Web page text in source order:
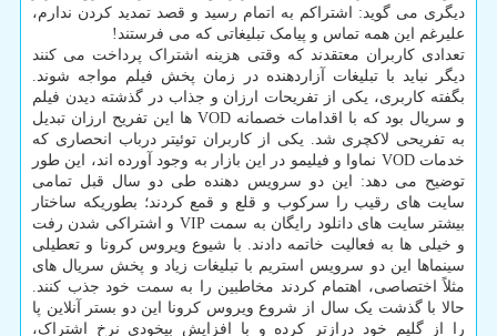
دیگری می گوید: اشتراکم به اتمام رسید و قصد تمدید کردن ندارم،
علیرغم این همه تماس و پیامک تبلیغاتی که می فرستند!
تعدادی کاربران معتقدند که وقتی هزینه اشتراک پرداخت می کنند
دیگر نباید با تبلیغات آزاردهنده در زمان پخش فیلم مواجه شوند.
بگفته کاربری، یکی از تفریحات ارزان و جذاب در گذشته دیدن فیلم
و سریال بود که با اقدامات خصمانه VOD ها این تفریح ارزان تبدیل
به تفریحی لاکچری شد. یکی از کاربران توئیتر درباب انحصاری که
خدمات VOD نماوا و فیلیمو در این بازار به وجود آورده اند، این طور
توضیح می دهد: این دو سرویس دهنده طی دو سال قبل تمامی
سایت های رقیب را سرکوب و قلع و قمع کردند؛ بطوریکه ساختار
بیشتر سایت های دانلود رایگان به سمت VIP و اشتراکی شدن رفت
و خیلی ها به فعالیت خاتمه دادند. با شیوع ویروس کرونا و تعطیلی
سینماها این دو سرویس استریم با تبلیغات زیاد و پخش سریال های
مثلاً اختصاصی، اهتمام کردند مخاطبین را به سمت خود جذب کنند.
حالا با گذشت یک سال از شروع ویروس کرونا این دو بستر آنلاین پا
را از گلیم خود درازتر کرده و با افزایش بیخودی نرخ اشتراک،